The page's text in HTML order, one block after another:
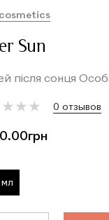
Sun
після сонця
★
★ ★
★ ★
★ 0 отзывов
грн